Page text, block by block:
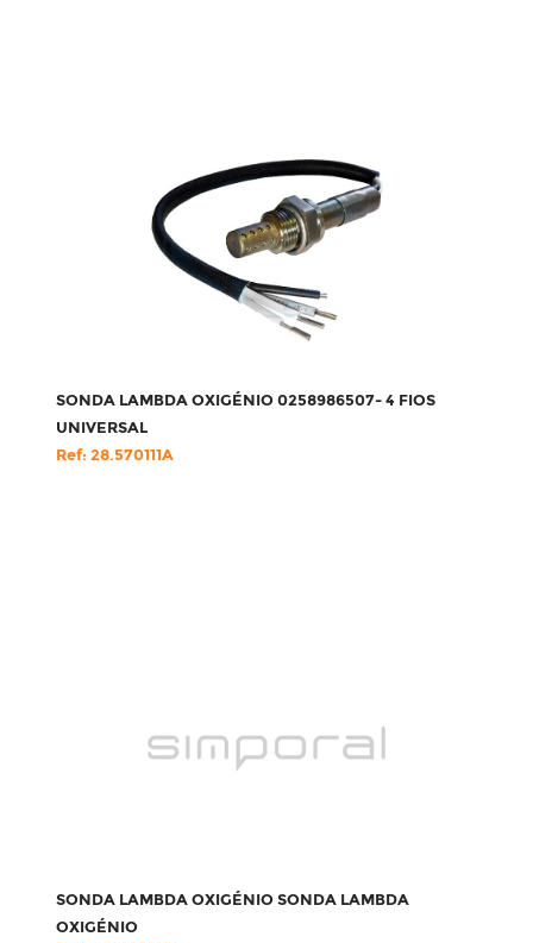
SONDA LAMBDA OXIGÉNIO 0258986507- 4 FIOS
UNIVERSAL
Ref: 28.570111A
SONDA LAMBDA OXIGÉNIO SONDA LAMBDA
OXIGÉNIO